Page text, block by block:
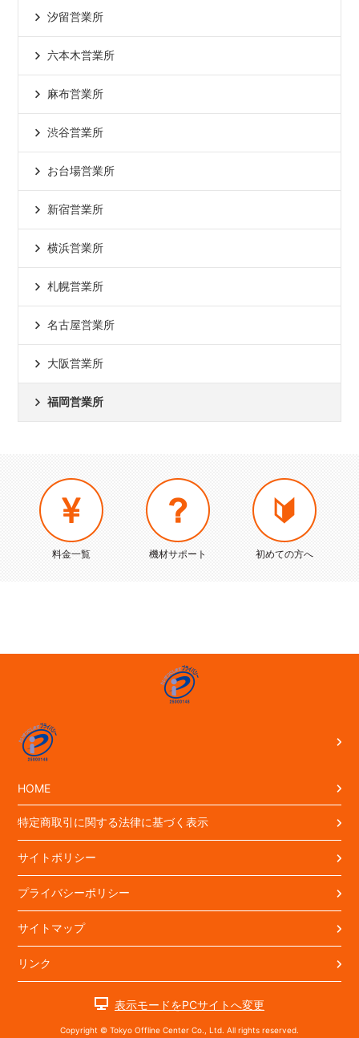
汐留営業所
六本木営業所
麻布営業所
渋谷営業所
お台場営業所
新宿営業所
横浜営業所
札幌営業所
名古屋営業所
大阪営業所
福岡営業所
料金一覧 機材サポート 初めての方へ
HOME
特定商取引に関する法律に基づく表示
サイトポリシー
プライバシーポリシー
サイトマップ
リンク
表示モードをPCサイトへ変更
Copyright © Tokyo Offline Center Co., Ltd. All rights reserved.